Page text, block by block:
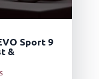
Sport 9
&